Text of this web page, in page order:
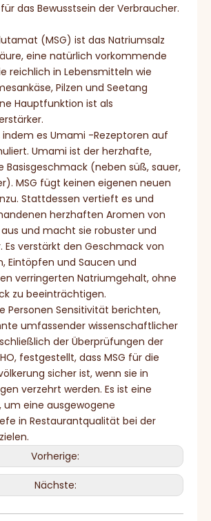
das Bewusstsein der Verbraucher.
(MSG) ist das Natriumsalz
eine natürlich vorkommende
reichlich in Lebensmitteln wie
Pilzen und Seetang
Hauptfunktion ist als
indem es Umami -Rezeptoren auf
Umami ist der herzhafte,
(neben süß, sauer,
MSG fügt keinen eigenen neuen
Stattdessen vertieft es und
herzhaften Aromen von
und macht sie robuster und
Es verstärkt den Geschmack von
Eintöpfen und Saucen und
verringerten Natriumgehalt, ohne
zu beeinträchtigen.
Personen Sensitivität berichten,
umfassender wissenschaftlicher
der Überprüfungen der
festgestellt, dass MSG für die
sicher ist, wenn sie in
verzehrt werden. Es ist eine
eine ausgewogene
in Restaurantqualität bei der
Vorherige:
Nächste: